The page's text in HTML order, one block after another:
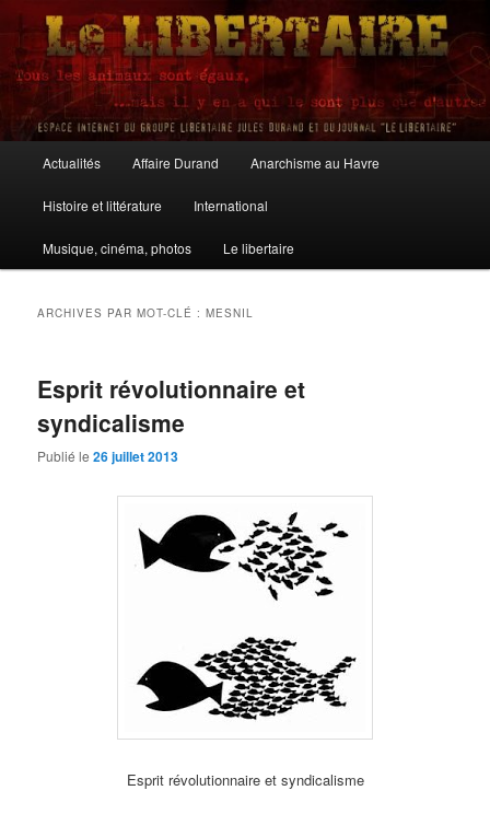
Aller
contenu
principal
Aller
contenu
secondaire
Le Libertaire
principal
Actualités Affaire Durand Anarchisme au Havre
Histoire et littérature International
Musique, cinéma, photos Le libertaire
ARCHIVES PAR MOT-CLÉ :MESNIL
Esprit révolutionnaire et
syndicalisme
Publié le26 juillet 2013
Esprit révolutionnaire et syndicalisme